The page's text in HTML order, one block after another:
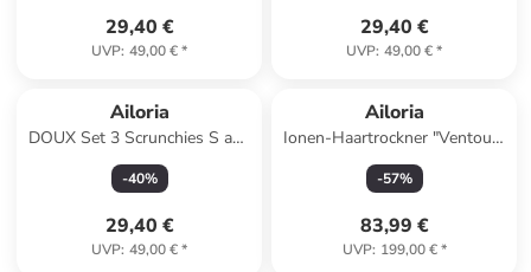
29,40 €
UVP: 49,00 €*
29,40 €
UVP: 49,00 €*
Ailoria
DOUX Set 3 Scrunchies S aus
Seide in pink
-40%
29,40 €
UVP: 49,00 €*
Ailoria
Ionen-Haartrockner "Ventoux"
in Grau
-57%
83,99 €
UVP: 199,00 €*